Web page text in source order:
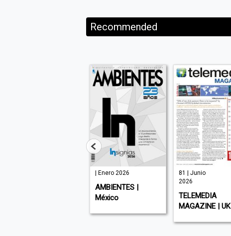
Recommended
| Enero 2026
AMBIENTES |
México
81 | Junio
2026
TELEMEDIA
MAGAZINE | UK